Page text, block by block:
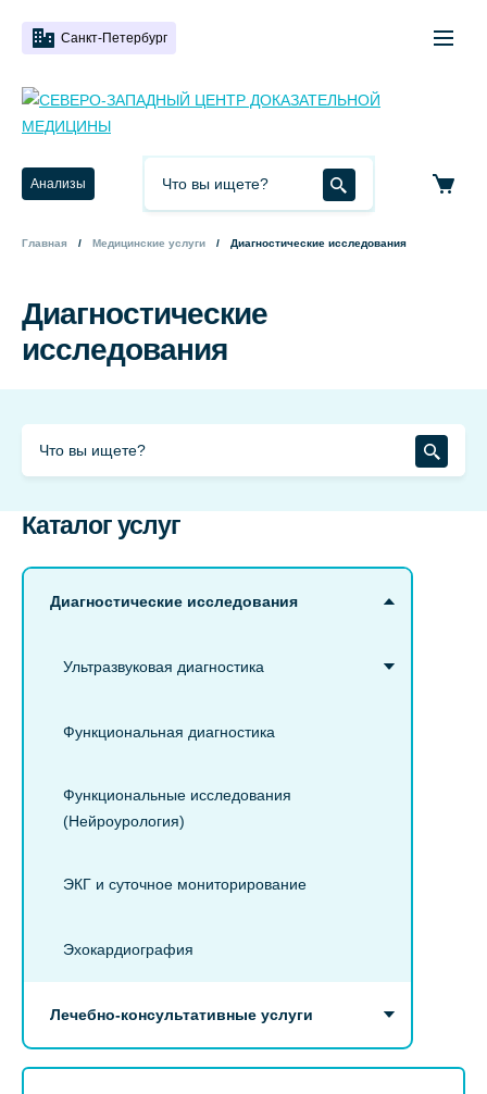
Санкт-Петербург
Анализы
Главная Медицинские услуги Диагностические исследования
Диагностические
исследования
Каталог услуг
Диагностические исследования
Ультразвуковая диагностика
Функциональная диагностика
Функциональные исследования
(Нейроурология)
ЭКГ и суточное мониторирование
Эхокардиография
Лечебно-консультативные услуги